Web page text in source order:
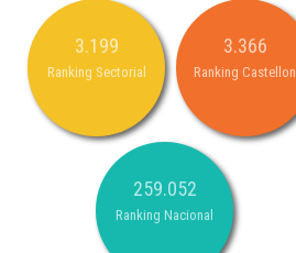
3.199
Ranking Sectorial
3.366
Ranking Castellon
259.052
Ranking Nacional